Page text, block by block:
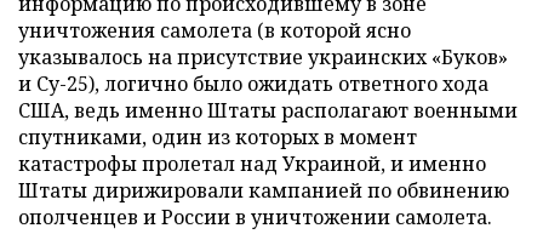
уничтожения самолета (в которой ясно
указывалось на присутствие украинских «Буков»
и Су-25), логично было ожидать ответного хода
США, ведь именно Штаты располагают военными
спутниками, один из которых в момент
катастрофы пролетал над Украиной, и именно
Штаты дирижировали кампанией по обвинению
ополченцев и России в уничтожении самолета.